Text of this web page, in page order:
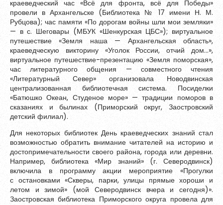
краеведческий час «Всё для фронта, всё для Победы»
провели в Архангельске (Библиотека № 17 имени Н. М.
Рубцова); час памяти «По дорогам войны шли мои земляки»
— в с. Шеговары (МБУК «Шенкурская ЦБС»); виртуальное
путешествие «Земля наша — Архангельская область»,
краеведческую викторину «Уголок России, отчий дом…»,
виртуальное путешествие-презентацию «Земля поморская»,
час литературного общения — совместного чтения
«Литературный Север» организовала Новодвинская
централизованная библиотечная система. Посиделки
«Батюшко Океан, Студеное море» — традиции поморов в
сказаниях и былинах (Приморский округ, Заостровский
детский филиал).
Для некоторых библиотек День краеведческих знаний стал
возможностью обратить внимание читателей на историю и
достопримечательности своего района, города или деревни.
Например, библиотека «Мир знаний» (г. Северодвинск)
включила в программу акции мероприятие «Прогулки
с остановками «Скверы, парки, улицы прямые хороши и
летом и зимой» (мой Северодвинск вчера и сегодня)».
Заостровская библиотека Приморского округа провела для